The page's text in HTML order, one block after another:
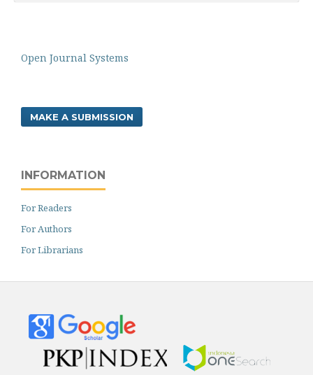
Open Journal Systems
MAKE A SUBMISSION
INFORMATION
For Readers
For Authors
For Librarians